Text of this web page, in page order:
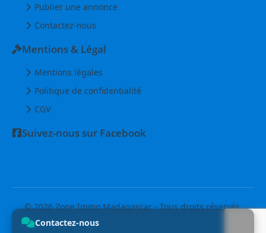
Publier une annonce
Contactez-nous
Mentions & Légal
Mentions légales
Politique de confidentialité
CGV
Suivez-nous sur Facebook
© 2026 Zone Immo Madagascar - Tous droits réservés.
Contactez-nous